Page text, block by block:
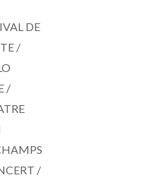
DE
/
/
/